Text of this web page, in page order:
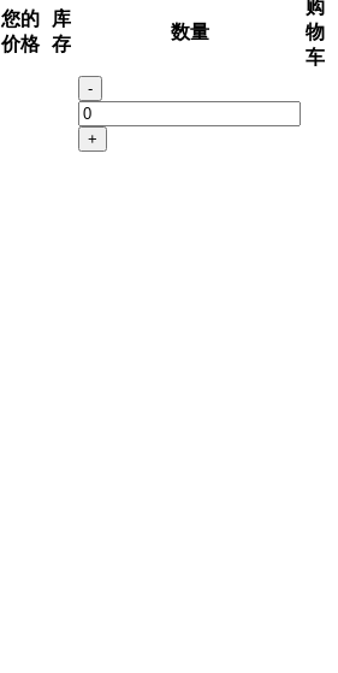
您的
价格
库
存
数量
购
物
车
-
+